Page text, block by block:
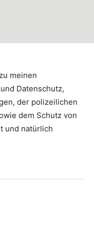
meinen
Datenschutz,
der polizeilichen
dem Schutz von
und natürlich